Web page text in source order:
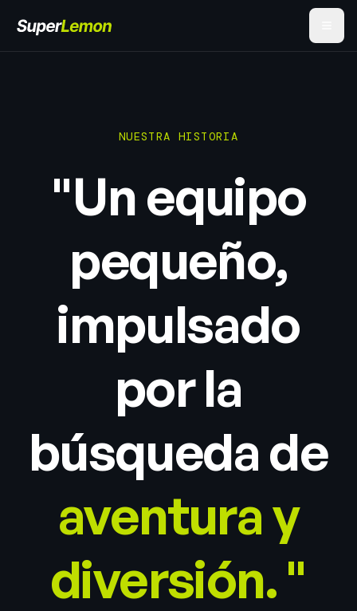
NUESTRA HISTORIA
"Un equipo
pequeño,
impulsado
por la
búsqueda de
aventura y
diversión. "